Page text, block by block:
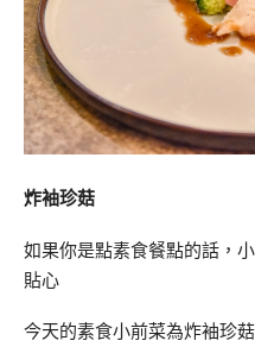
炸袖珍菇
如果你是點素食餐點的話，
貼心
今天的素食小前菜為炸袖珍